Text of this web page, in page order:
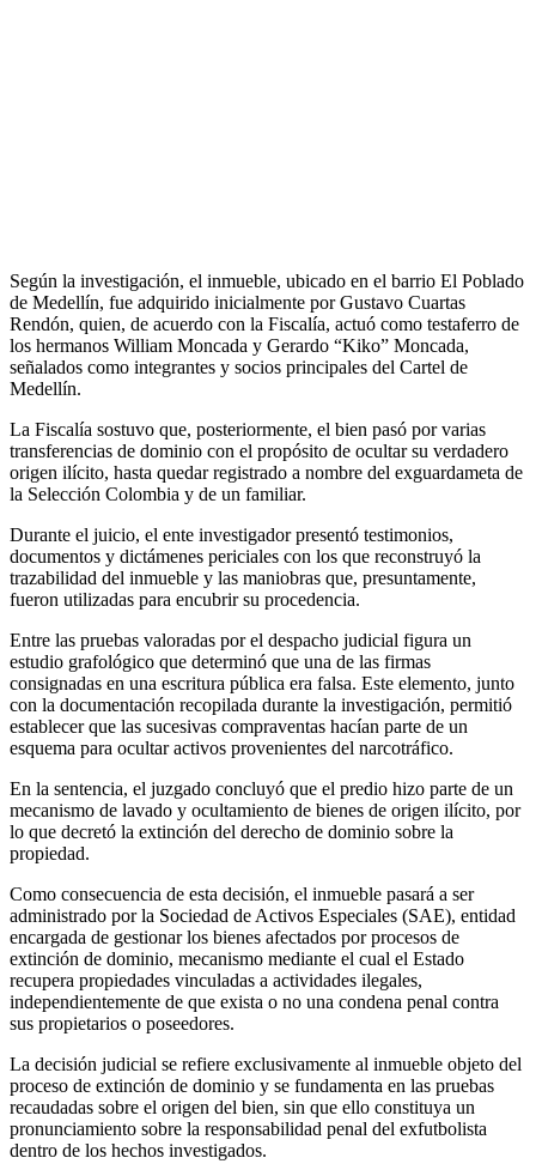
Según la investigación, el inmueble, ubicado en el barrio El Poblado
de Medellín, fue adquirido inicialmente por Gustavo Cuartas
Rendón, quien, de acuerdo con la Fiscalía, actuó como testaferro de
los hermanos William Moncada y Gerardo “Kiko” Moncada,
señalados como integrantes y socios principales del Cartel de
Medellín.
La Fiscalía sostuvo que, posteriormente, el bien pasó por varias
transferencias de dominio con el propósito de ocultar su verdadero
origen ilícito, hasta quedar registrado a nombre del exguardameta de
la Selección Colombia y de un familiar.
Durante el juicio, el ente investigador presentó testimonios,
documentos y dictámenes periciales con los que reconstruyó la
trazabilidad del inmueble y las maniobras que, presuntamente,
fueron utilizadas para encubrir su procedencia.
Entre las pruebas valoradas por el despacho judicial figura un
estudio grafológico que determinó que una de las firmas
consignadas en una escritura pública era falsa. Este elemento, junto
con la documentación recopilada durante la investigación, permitió
establecer que las sucesivas compraventas hacían parte de un
esquema para ocultar activos provenientes del narcotráfico.
En la sentencia, el juzgado concluyó que el predio hizo parte de un
mecanismo de lavado y ocultamiento de bienes de origen ilícito, por
lo que decretó la extinción del derecho de dominio sobre la
propiedad.
Como consecuencia de esta decisión, el inmueble pasará a ser
administrado por la Sociedad de Activos Especiales (SAE), entidad
encargada de gestionar los bienes afectados por procesos de
extinción de dominio, mecanismo mediante el cual el Estado
recupera propiedades vinculadas a actividades ilegales,
independientemente de que exista o no una condena penal contra
sus propietarios o poseedores.
La decisión judicial se refiere exclusivamente al inmueble objeto del
proceso de extinción de dominio y se fundamenta en las pruebas
recaudadas sobre el origen del bien, sin que ello constituya un
pronunciamiento sobre la responsabilidad penal del exfutbolista
dentro de los hechos investigados.